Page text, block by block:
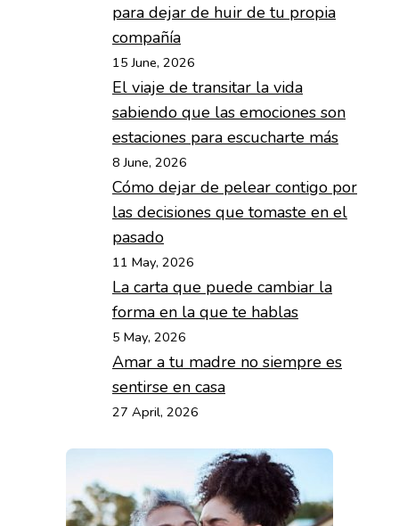
para dejar de huir de tu propia
compañía
15 June, 2026
El viaje de transitar la vida
sabiendo que las emociones son
estaciones para escucharte más
8 June, 2026
Cómo dejar de pelear contigo por
las decisiones que tomaste en el
pasado
11 May, 2026
La carta que puede cambiar la
forma en la que te hablas
5 May, 2026
Amar a tu madre no siempre es
sentirse en casa
27 April, 2026